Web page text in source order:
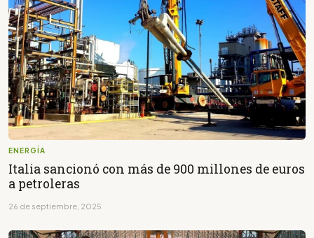
ENERGÍA
Italia sancionó con más de 900 millones de euros
a petroleras
26 de septiembre, 2025